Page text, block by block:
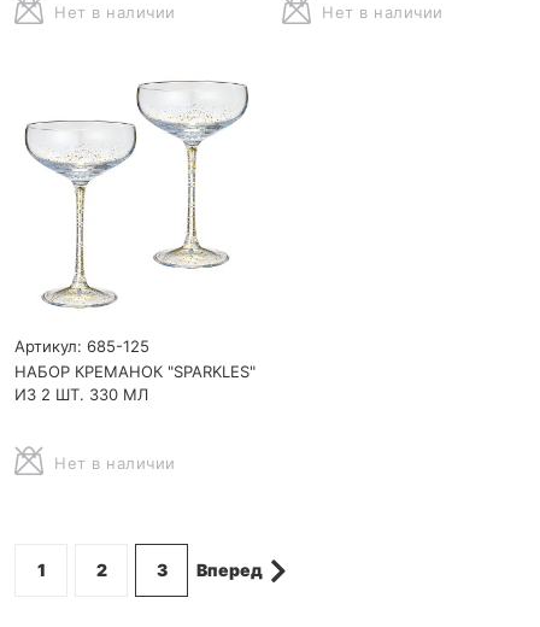
Нет в наличии Нет в наличии
Артикул: 685-125
НАБОР КРЕМАНОК "SPARKLES"
ИЗ 2 ШТ. 330 МЛ
Нет в наличии
1 2 3 Вперед